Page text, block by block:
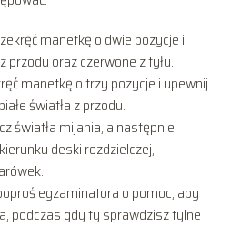
manetkę o dwie pozycje i
przodu oraz czerwone z tyłu.
manetkę o trzy pozycje i upewnij
światła z przodu.
światła mijania, a następnie
deski rozdzielczej,
egzaminatora o pomoc, aby
podczas gdy ty sprawdzisz tylne